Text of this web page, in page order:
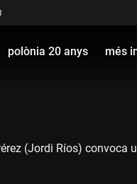
polònia 20 anys més
(Jordi Ríos)